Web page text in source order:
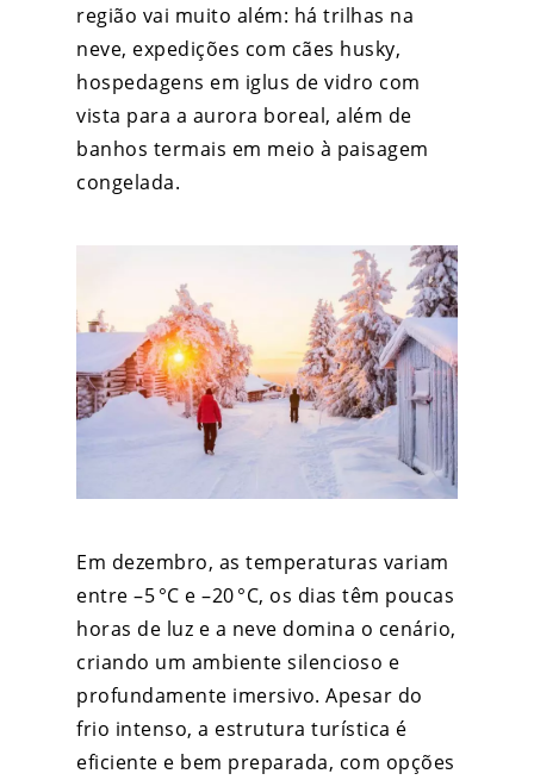
região vai muito além: há trilhas na
neve, expedições com cães husky,
hospedagens em iglus de vidro com
vista para a aurora boreal, além de
banhos termais em meio à paisagem
congelada.
Em dezembro, as temperaturas variam
entre –5 °C e –20 °C, os dias têm poucas
horas de luz e a neve domina o cenário,
criando um ambiente silencioso e
profundamente imersivo. Apesar do
frio intenso, a estrutura turística é
eficiente e bem preparada, com opções